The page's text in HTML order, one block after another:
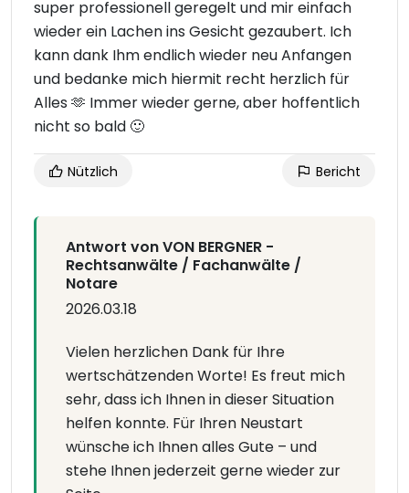
super professionell geregelt und mir einfach
wieder ein Lachen ins Gesicht gezaubert. Ich
kann dank Ihm endlich wieder neu Anfangen
und bedanke mich hiermit recht herzlich für
Alles 🫶 Immer wieder gerne, aber hoffentlich
nicht so bald 🙂
Nützlich Bericht
Antwort von VON BERGNER -
Rechtsanwälte / Fachanwälte /
Notare
2026.03.18
Vielen herzlichen Dank für Ihre
wertschätzenden Worte! Es freut mich
sehr, dass ich Ihnen in dieser Situation
helfen konnte. Für Ihren Neustart
wünsche ich Ihnen alles Gute – und
stehe Ihnen jederzeit gerne wieder zur